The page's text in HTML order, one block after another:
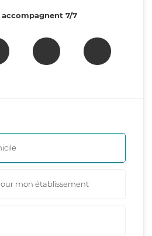
7/7
mon établissement